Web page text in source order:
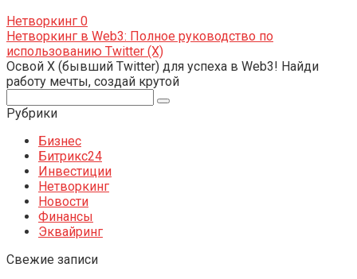
Нетворкинг 0
Нетворкинг в Web3: Полное руководство по
использованию Twitter (X)
Освой X (бывший Twitter) для успеха в Web3! Найди
работу мечты, создай крутой
Рубрики
Бизнес
Битрикс24
Инвестиции
Нетворкинг
Новости
Финансы
Эквайринг
Свежие записи